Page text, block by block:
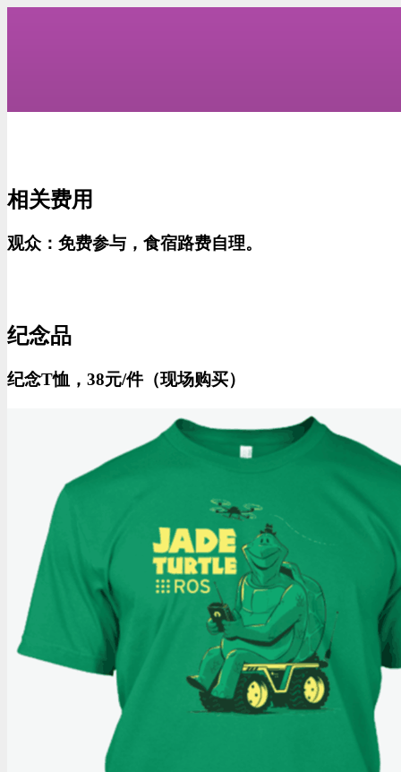
相关费用
观众：免费参与，食宿路费自理。
纪念品
纪念T恤，38元/件（现场购买）